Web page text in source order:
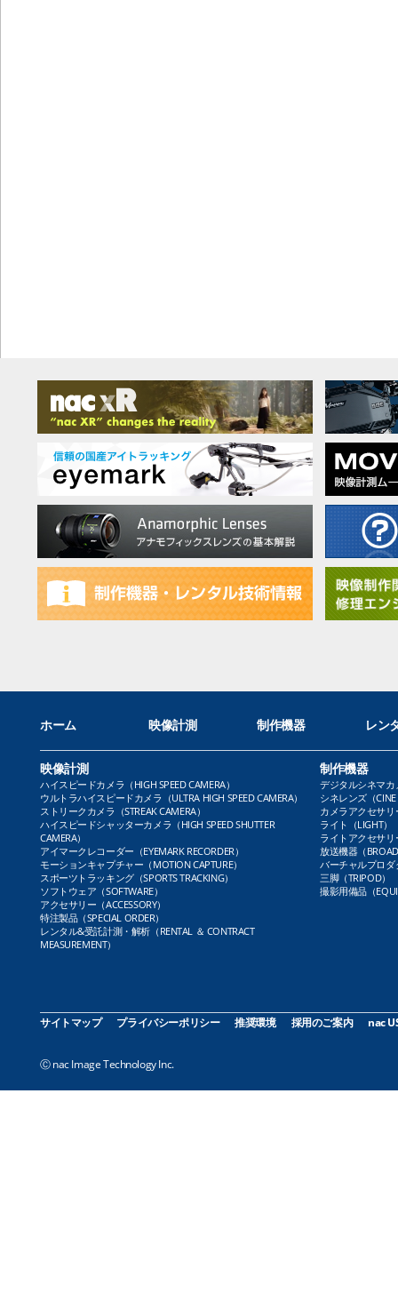
ホーム 映像計測 制作機器 レン
映像計測
ハイスピードカメラ（HIGH SPEED CAMERA）
ウルトラハイスピードカメラ（ULTRA HIGH SPEED CAMERA）
ストリークカメラ（STREAK CAMERA）
ハイスピードシャッターカメラ（HIGH SPEED SHUTTER
CAMERA）
アイマークレコーダー（EYEMARK RECORDER）
モーションキャプチャー（MOTION CAPTURE）
スポーツトラッキング（SPORTS TRACKING）
ソフトウェア（SOFTWARE）
アクセサリー（ACCESSORY）
特注製品（SPECIAL ORDER）
レンタル&受託計測・解析（RENTAL ＆ CONTRACT
MEASUREMENT）
制作機器
デジタルシネマカ
シネレンズ（CINE
カメラアクセサリ
ライト（LIGHT）
ライトアクセサリ
放送機器（
バーチャルプロダ
三脚（TRIPOD）
撮影用備品（
サイトマップ プライバシーポリシー 推奨環境 採用のご案内 nac
Ⓒ nac Image Technology Inc.